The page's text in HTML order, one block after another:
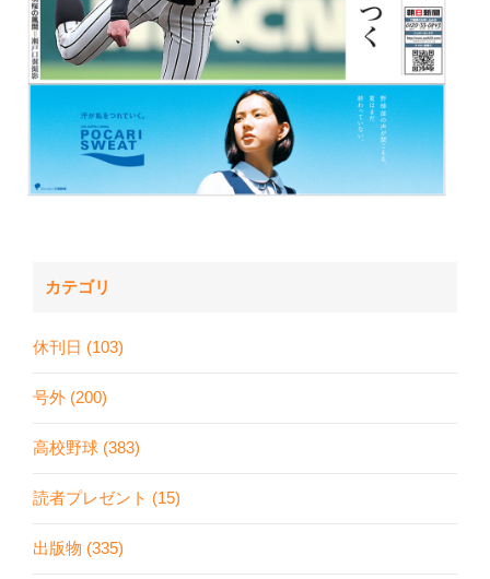
カテゴリ
休刊日 (103)
号外 (200)
高校野球 (383)
読者プレゼント (15)
出版物 (335)